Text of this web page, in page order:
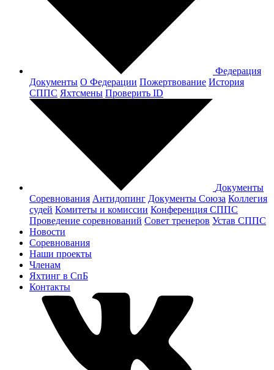
Федерация
Документы О Федерации Пожертвование История
СППС Яхтсмены Проверить ID
Документы
Соревнования Антидопинг Документы Cоюза Коллегия
судей Комитеты и комиссии Конференция СППС
Проведение соревнований Совет тренеров Устав СППС
Новости
Соревнования
Наши проекты
Членам
Яхтинг в СпБ
Контакты